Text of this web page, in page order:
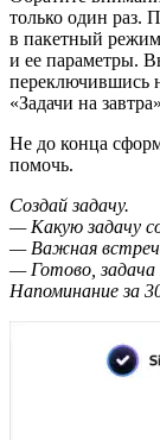
только один раз.
в пакетный
и ее параметры.
переключившись
«Задачи на
Не до конца
помочь.
Создай задачу.
— Какую задачу
— Важная встреча
— Готово, задача
Напоминание за